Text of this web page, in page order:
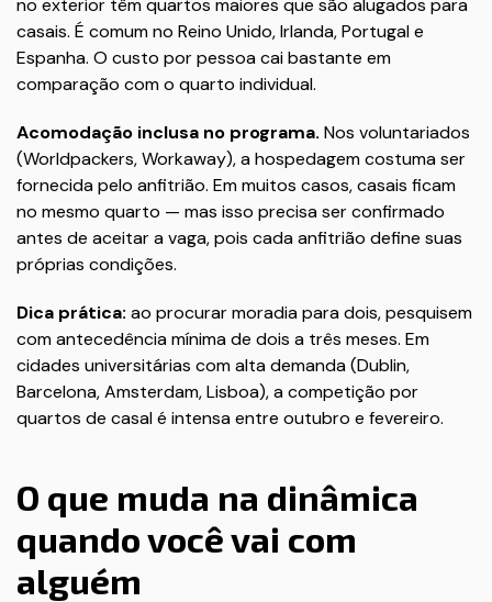
no exterior têm quartos maiores que são alugados para
casais. É comum no Reino Unido, Irlanda, Portugal e
Espanha. O custo por pessoa cai bastante em
comparação com o quarto individual.
Acomodação inclusa no programa. Nos voluntariados
(Worldpackers, Workaway), a hospedagem costuma ser
fornecida pelo anfitrião. Em muitos casos, casais ficam
no mesmo quarto — mas isso precisa ser confirmado
antes de aceitar a vaga, pois cada anfitrião define suas
próprias condições.
Dica prática: ao procurar moradia para dois, pesquisem
com antecedência mínima de dois a três meses. Em
cidades universitárias com alta demanda (Dublin,
Barcelona, Amsterdam, Lisboa), a competição por
quartos de casal é intensa entre outubro e fevereiro.
O que muda na dinâmica
quando você vai com
alguém